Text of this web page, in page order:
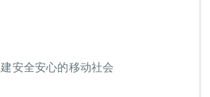
安全安心的移动社会